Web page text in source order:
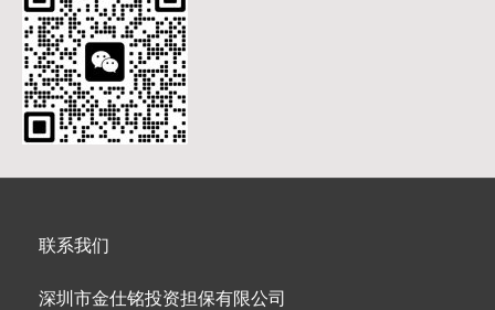
联系我们
深圳市金仕铭投资担保有限公司